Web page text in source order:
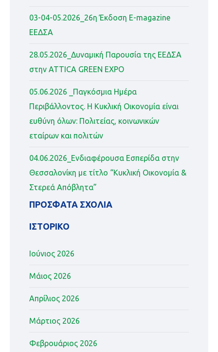
03-04-05.2026_26η Έκδοση Ε-magazine
ΕΕΔΣΑ
28.05.2026_Δυναμική Παρουσία της ΕΕΔΣΑ
στην ATTICA GREEN EXPO
05.06.2026 _Παγκόσμια Ημέρα
Περιβάλλοντος. Η Κυκλική Οικονομία είναι
ευθύνη όλων: Πολιτείας, κοινωνικών
εταίρων και πολιτών
04.06.2026_Ενδιαφέρουσα Εσπερίδα στην
Θεσσαλονίκη με τίτλο “Κυκλική Οικονομία &
Στερεά Απόβλητα”
ΠΡΌΣΦΑΤΑ ΣΧΌΛΙΑ
ΙΣΤΟΡΙΚΌ
Ιούνιος 2026
Μάιος 2026
Απρίλιος 2026
Μάρτιος 2026
Φεβρουάριος 2026